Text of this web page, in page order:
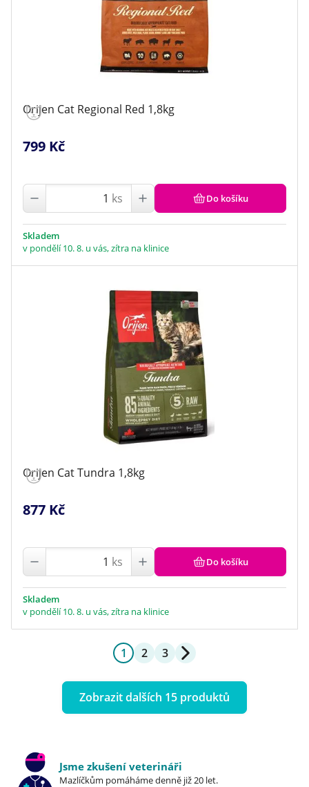
Orijen Cat Regional Red 1,8kg
799 Kč
ks Do košíku
Skladem
v pondělí 10. 8. u vás, zítra na klinice
Orijen Cat Tundra 1,8kg
877 Kč
ks Do košíku
Skladem
v pondělí 10. 8. u vás, zítra na klinice
1 2 3
Zobrazit dalších 15 produktů
Jsme zkušení veterináři
Mazlíčkům pomáháme denně již 20 let.